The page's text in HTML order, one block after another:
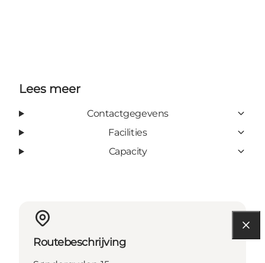
Lees meer
Contactgegevens
Facilities
Capacity
Routebeschrijving